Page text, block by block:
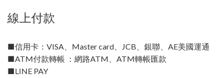
線上付款
■信用卡：VISA、Master card、JCB、銀聯、AE美國運通
■ATM付款轉帳 ：網路ATM、ATM轉帳匯款
■LINE PAY